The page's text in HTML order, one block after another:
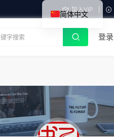
加入VIP
登录
简体中文